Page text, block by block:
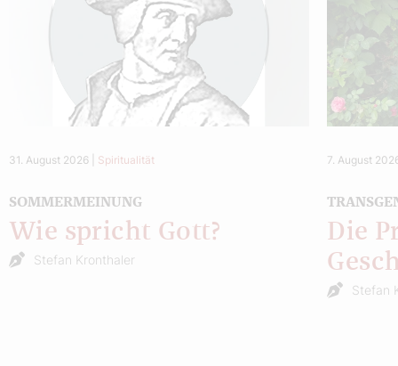
31. August 2026 Spiritualität
SOMMERMEINUNG
Wie spricht Gott?
Stefan Kronthaler
7. August
Die
Stefan